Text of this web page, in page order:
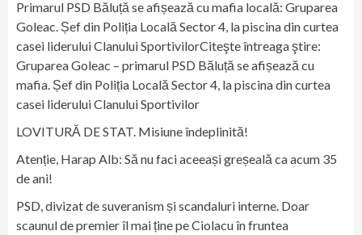
Primarul PSD Băluță se afișează cu mafia locală: Gruparea
Goleac. Șef din Poliția Locală Sector 4, la piscina din curtea
casei liderului Clanului SportivilorCiteşte întreaga ştire:
Gruparea Goleac – primarul PSD Băluță se afișează cu
mafia. Șef din Poliția Locală Sector 4, la piscina din curtea
casei liderului Clanului Sportivilor
LOVITURĂ DE STAT. Misiune îndeplinită!
Atenție, Harap Alb: Să nu faci aceeași greșeală ca acum 35
de ani!
PSD, divizat de suveranism și scandaluri interne. Doar
scaunul de premier îl mai ține pe Ciolacu în fruntea